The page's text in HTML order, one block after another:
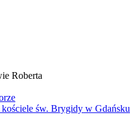
Roberta
św. Brygidy w Gdańsku